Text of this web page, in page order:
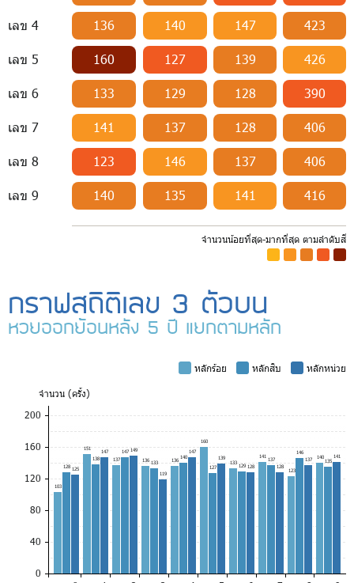
เลข 4 136 140 147 423
เลข 5 160 127 139 426
เลข 6 133 129 128 390
เลข 7 141 137 128 406
เลข 8 123 146 137 406
เลข 9 140 135 141 416
จำนวนน้อยที่สุด-มากที่สุด ตามลำดับสี
กราฟสถิติเลข 3 ตัวบน
หวยออกย้อนหลัง 5 ปี แยกตามหลัก
หลักร้อย หลักสิบ
หลักหน่วย
จำนวน (ครั้ง)
200
160
120
80
40
0
103
128 125
151
138
147
137
147 149
136 133
119
136
140
147
160
127
139
133
129 128
141
137
128
123
146
137
140
135
141